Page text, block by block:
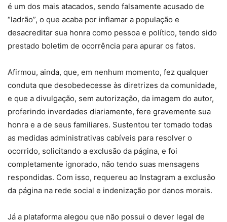
é um dos mais atacados, sendo falsamente acusado de
“ladrão”, o que acaba por inflamar a população e
desacreditar sua honra como pessoa e político, tendo sido
prestado boletim de ocorrência para apurar os fatos.
Afirmou, ainda, que, em nenhum momento, fez qualquer
conduta que desobedecesse às diretrizes da comunidade,
e que a divulgação, sem autorização, da imagem do autor,
proferindo inverdades diariamente, fere gravemente sua
honra e a de seus familiares. Sustentou ter tomado todas
as medidas administrativas cabíveis para resolver o
ocorrido, solicitando a exclusão da página, e foi
completamente ignorado, não tendo suas mensagens
respondidas. Com isso, requereu ao Instagram a exclusão
da página na rede social e indenização por danos morais.
Já a plataforma alegou que não possui o dever legal de